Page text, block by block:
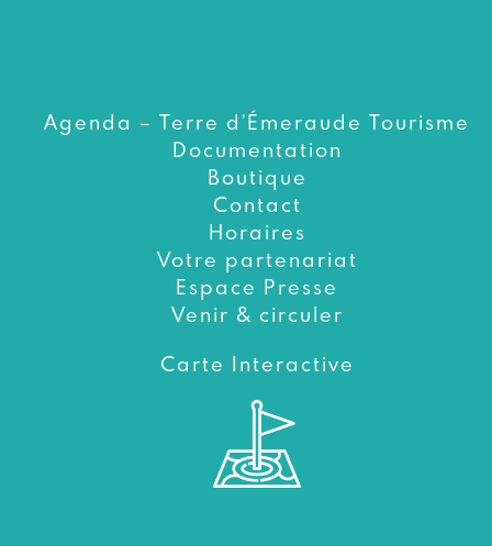
Agenda – Terre d’Émeraude Tourisme
Documentation
Boutique
Contact
Horaires
Votre partenariat
Espace Presse
Venir & circuler
Carte Interactive